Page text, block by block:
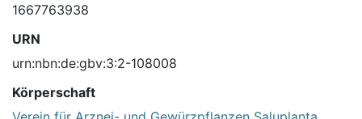
1667763938
URN
urn:nbn:de:gbv:3:2-108008
Körperschaft